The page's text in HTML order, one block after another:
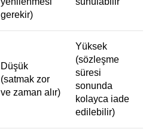
gerekir)
Düşük
(satmak zor
ve zaman alır)
Yüksek
(sözleşme
süresi
sonunda
kolayca iade
edilebilir)